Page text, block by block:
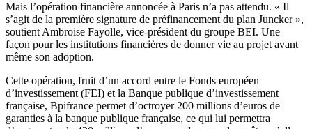
Mais l’opération financière annoncée à Paris n’a pas attendu. « Il
s’agit de la première signature de préfinancement du plan Juncker »,
soutient Ambroise Fayolle, vice-président du groupe BEI. Une
façon pour les institutions financières de donner vie au projet avant
même son adoption.
Cette opération, fruit d’un accord entre le Fonds européen
d’investissement (FEI) et la Banque publique d’investissement
française, Bpifrance permet d’octroyer 200 millions d’euros de
garanties à la banque publique française, ce qui lui permettra